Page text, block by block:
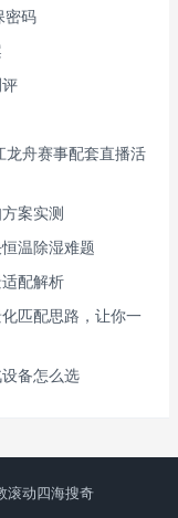
密码
龙舟赛事配套直播活
案实测
温除湿难题
配解析
匹配思路，让你一
备怎么选
滚动 四海搜奇